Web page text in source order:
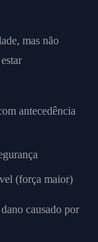
mas não
antecedência
(força maior)
causado por